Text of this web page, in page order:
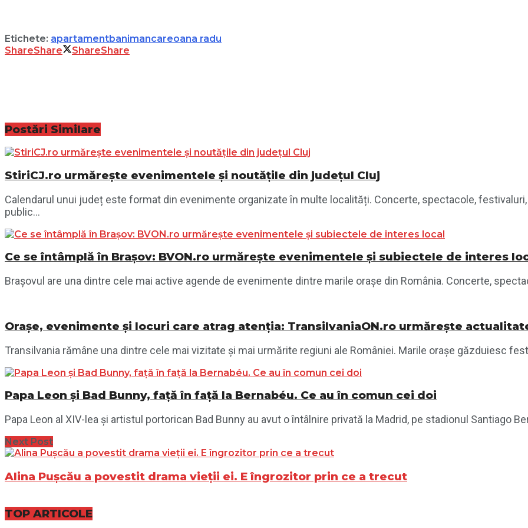
Etichete: apartamentbanimancareoana radu
ShareShare ShareShare
Postări Similare
StiriCJ.ro urmărește evenimentele și noutățile din județul Cluj
Calendarul unui județ este format din evenimente organizate în multe localități. Concerte, spectacole,
public...
Ce se întâmplă în Brașov: BVON.ro urmărește evenimentele și subiectele de interes
Brașovul are una dintre cele mai active agende de evenimente dintre marile orașe din România. Concerte,
Orașe, evenimente și locuri care atrag atenția: TransilvaniaON.ro urmărește
Transilvania rămâne una dintre cele mai vizitate și mai urmărite regiuni ale României. Marile orașe găzduiesc
Papa Leon și Bad Bunny, față în față la Bernabéu. Ce au în comun cei doi
Papa Leon al XIV-lea și artistul portorican Bad Bunny au avut o întâlnire privată la Madrid, pe stadionul Santiago
Next Post
Alina Pușcău a povestit drama vieții ei. E îngrozitor prin ce a trecut
TOP ARTICOLE